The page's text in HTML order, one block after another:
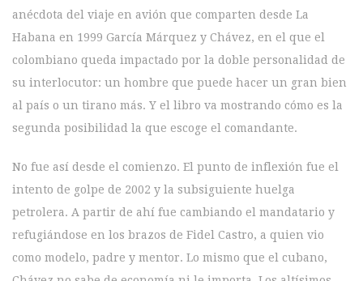
anécdota del viaje en avión que comparten desde La
Habana en 1999 García Márquez y Chávez, en el que el
colombiano queda impactado por la doble personalidad de
su interlocutor: un hombre que puede hacer un gran bien
al país o un tirano más. Y el libro va mostrando cómo es la
segunda posibilidad la que escoge el comandante.
No fue así desde el comienzo. El punto de inflexión fue el
intento de golpe de 2002 y la subsiguiente huelga
petrolera. A partir de ahí fue cambiando el mandatario y
refugiándose en los brazos de Fidel Castro, a quien vio
como modelo, padre y mentor. Lo mismo que el cubano,